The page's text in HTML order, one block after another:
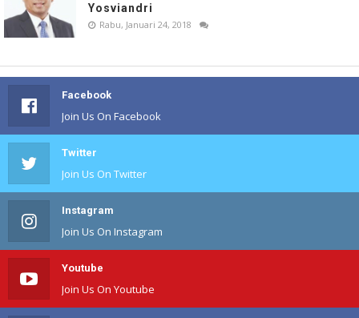
Yosviandri
Rabu, Januari 24, 2018
Facebook
Join Us On Facebook
Twitter
Join Us On Twitter
Instagram
Join Us On Instagram
Youtube
Join Us On Youtube